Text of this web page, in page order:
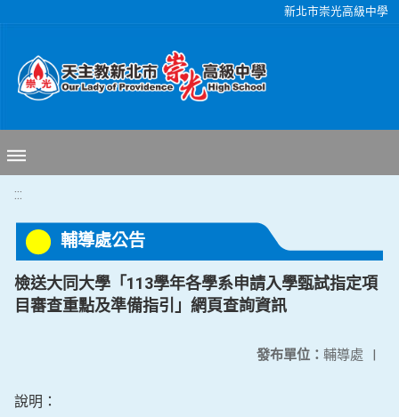
新北市崇光高級中學
:::
輔導處公告
檢送大同大學「113學年各學系申請入學甄試指定項
目審查重點及準備指引」網頁查詢資訊
發布單位： 輔導處 |
說明：